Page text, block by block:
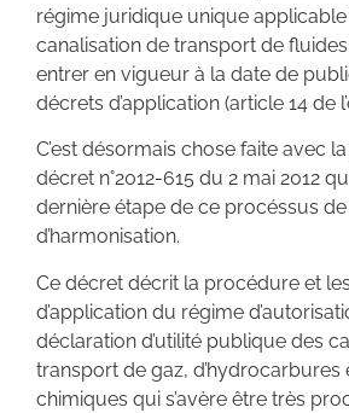
régime juridique unique applicable
canalisation de transport de
entrer en vigueur à la date de
décrets d’application (article 14 de
C’est désormais chose faite avec
décret n°2012-615 du 2 mai 2012
dernière étape de ce procéssus
d’harmonisation.
Ce décret décrit la procédure et
d’application du régime
déclaration d’utilité publique des
transport de gaz, d’hydrocarbures
chimiques qui s’avère être très